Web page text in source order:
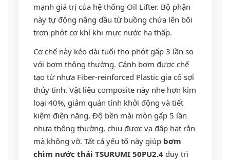
mạnh giá trị của hệ thống Oil Lifter. Bộ phận
này tự động nâng dầu từ buồng chứa lên bôi
trơn phớt cơ khí khi mực nước hạ thấp.
Cơ chế này kéo dài tuổi thọ phớt gấp 3 lần so
với bơm thông thường. Cánh bơm được chế
tạo từ nhựa Fiber-reinforced Plastic gia cố sợi
thủy tinh. Vật liệu composite này nhẹ hơn kim
loại 40%, giảm quán tính khởi động và tiết
kiệm điện năng. Độ bền mài mòn gấp 5 lần
nhựa thông thường, chịu được va đập hạt rắn
mà không vỡ. Tất cả yếu tố này giúp bơm
chìm nước thải TSURUMI 50PU2.4 duy trì